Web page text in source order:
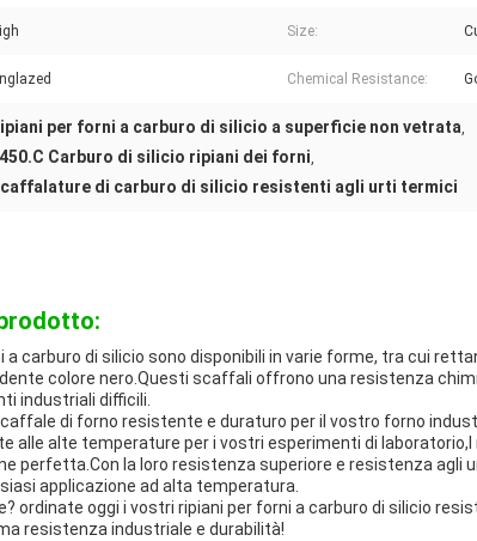
Size:
Chemical Resistance:
per forni a carburo di silicio a superficie non vetrata,
Carburo di silicio ripiani dei forni,
di carburo di silicio resistenti agli urti termici
a carburo di silicio sono disponibili in varie forme, tra cui
colore nero.Questi scaffali offrono una resistenza
industriali difficili.
di forno resistente e duraturo per il vostro forno
alle alte temperature per i vostri esperimenti di laboratorio,I
perfetta.Con la loro resistenza superiore e resistenza agli
applicazione ad alta temperatura.
ordinate oggi i vostri ripiani per forni a carburo di silicio
resistenza industriale e durabilità!